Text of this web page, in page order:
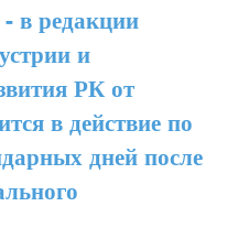
в редакции
и
РК от
в действие по
дней после